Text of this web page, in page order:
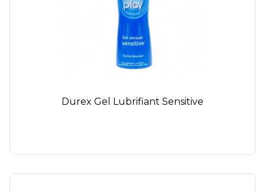
Durex Gel Lubrifiant Sensitive